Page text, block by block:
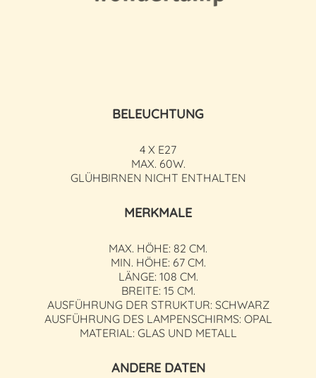
BELEUCHTUNG
4 X E27
MAX. 60W.
GLÜHBIRNEN NICHT ENTHALTEN
MERKMALE
MAX. HÖHE: 82 CM.
MIN. HÖHE: 67 CM.
LÄNGE: 108 CM.
BREITE: 15 CM.
AUSFÜHRUNG DER STRUKTUR: SCHWARZ
AUSFÜHRUNG DES LAMPENSCHIRMS: OPAL
MATERIAL: GLAS UND METALL
ANDERE DATEN